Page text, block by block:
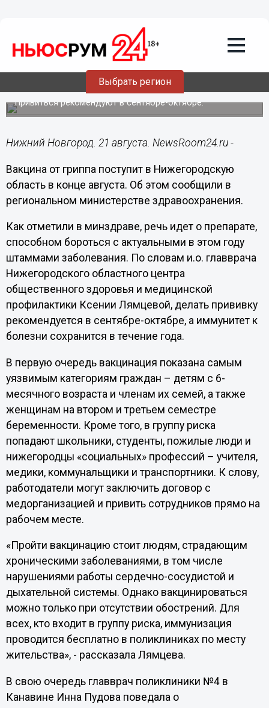
Выбрать регион
21.08.202012:32
Вакцина от гриппа прибудет в
Нижегородскую область в августе
Привиться рекомендуют в сентябре-октябре.
Нижний Новгород. 21 августа. NewsRoom24.ru -
Вакцина от гриппа поступит в Нижегородскую
область в конце августа. Об этом сообщили в
региональном министерстве здравоохранения.
Как отметили в минздраве, речь идет о препарате,
способном бороться с актуальными в этом году
штаммами заболевания. По словам и.о. главврача
Нижегородского областного центра
общественного здоровья и медицинской
профилактики Ксении Лямцевой, делать прививку
рекомендуется в сентябре-октябре, а иммунитет к
болезни сохранится в течение года.
В первую очередь вакцинация показана самым
уязвимым категориям граждан – детям с 6-
месячного возраста и членам их семей, а также
женщинам на втором и третьем семестре
беременности. Кроме того, в группу риска
попадают школьники, студенты, пожилые люди и
нижегородцы «социальных» профессий – учителя,
медики, коммунальщики и транспортники. К слову,
работодатели могут заключить договор с
медорганизацией и привить сотрудников прямо на
рабочем месте.
«Пройти вакцинацию стоит людям, страдающим
хроническими заболеваниями, в том числе
нарушениями работы сердечно-сосудистой и
дыхательной системы. Однако вакцинироваться
можно только при отсутствии обострений. Для
всех, кто входит в группу риска, иммунизация
проводится бесплатно в поликлиниках по месту
жительства», - рассказала Лямцева.
В свою очередь главврач поликлиники №4 в
Канавине Инна Пудова поведала о